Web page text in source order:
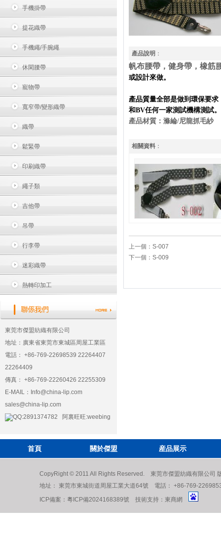
手機掛帶
提花織帶
手機繩/手腕繩
休閑腰帶
寵物帶
寬窄帶/變形織帶
織帶
鬆緊帶
印刷織帶
繩子類
吉他帶
吊帶
行李帶
迷彩織帶
熱轉印加工
東莞市傑盟紡織有限公司
地址：廣東省東莞市東城區周屋工業區
電話： +86-769-22698539 22264407
22264409
傳真： +86-769-22260426 22255309
E-MAIL： Info@china-lip.com
sales@china-lip.com
QQ:2891374782 阿裏旺旺:weebing
產品說明 ：
帆布腰帶，健身帶，橡筋
或設計來做。
產品質量全部是做到環保要
和BV任何一家測試機構測試。
產品材質：滌綸/尼龍抓毛紗
相關資料 ：
上一個： S-007
下一個： S-009
首頁 關於傑盟 産品展示
CopyRight © 2011 All Rights Reserved. 東莞市傑盟紡織有限公司
地址： 東莞市東城街道周屋工業大道64號 電話： +86-769-
ICP備案： 粵ICP備2024168389號 技術支持： 東商網